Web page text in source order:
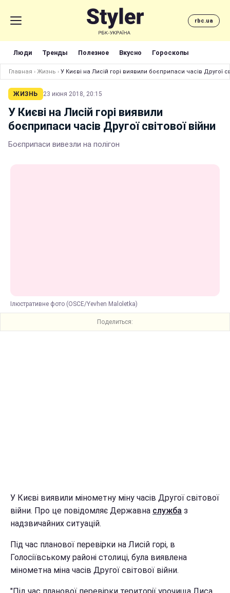
rbc.ua
Люди Тренды Полезное Вкусно Гороскопы
Главная › Жизнь › У Києві на Лисій горі виявили боєприпаси часів Другої
ЖИЗНЬ 23 июня 2018, 20:15
У Києві на Лисій горі виявили
боєприпаси часів Другої світової війни
Боєприпаси вивезли на полігон
Ілюстративне фото (OSCE/Yevhen Maloletka)
Поделиться:
У Києві виявили мінометну міну часів Другої світової
війни. Про це повідомляє Державна служба з
надзвичайних ситуацій.
Під час планової перевірки на Лисій горі, в
Голосіївському районі столиці, була виявлена
мінометна міна часів Другої світової війни.